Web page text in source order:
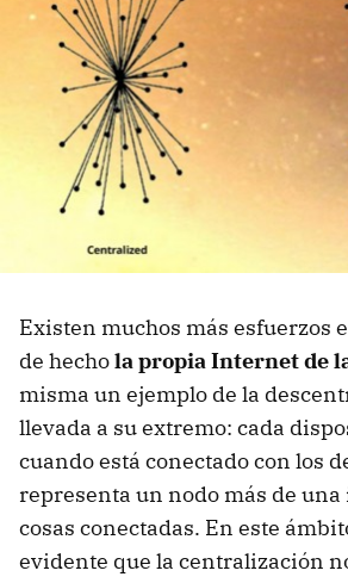
Existen muchos más esfuerzos
de hechola propia Internet de
misma un ejemplo de la
llevada a su extremo: cada
cuando está conectado con los
representa un nodo más de
cosas conectadas. En este
evidente que la centralización